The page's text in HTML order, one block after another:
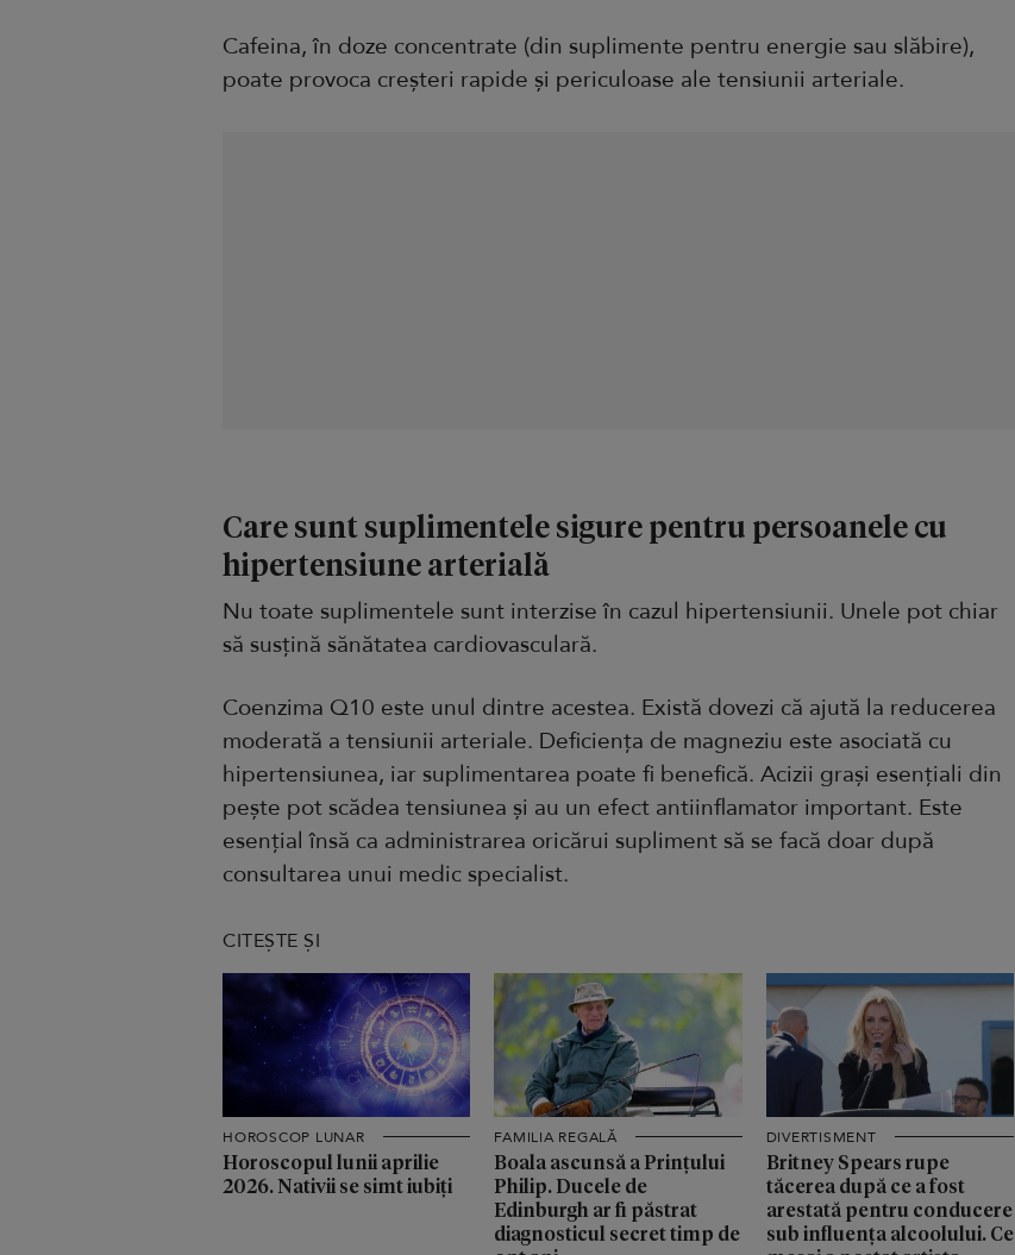
Cafeina, în doze concentrate (din suplimente pentru energie sau slăbire),
poate provoca creșteri rapide și periculoase ale tensiunii arteriale.
Care sunt suplimentele sigure pentru persoanele cu
hipertensiune arterială
Nu toate suplimentele sunt interzise în cazul hipertensiunii. Unele pot chiar
să susțină sănătatea cardiovasculară.
Coenzima Q10 este unul dintre acestea. Există dovezi că ajută la reducerea
moderată a tensiunii arteriale. Deficiența de magneziu este asociată cu
hipertensiunea, iar suplimentarea poate fi benefică. Acizii grași esențiali din
pește pot scădea tensiunea și au un efect antiinflamator important. Este
esențial însă ca administrarea oricărui supliment să se facă doar după
consultarea unui medic specialist.
CITEȘTE ȘI
HOROSCOP LUNAR
Horoscopul lunii aprilie
2026. Nativii se simt iubiți
FAMILIA REGALĂ
Boala ascunsă a Prințului
Philip. Ducele de
Edinburgh ar fi păstrat
diagnosticul secret timp de
DIVERTISMENT
Britney Spears rupe
tăcerea după ce a fost
arestată pentru conducere
sub influența alcoolului. Ce